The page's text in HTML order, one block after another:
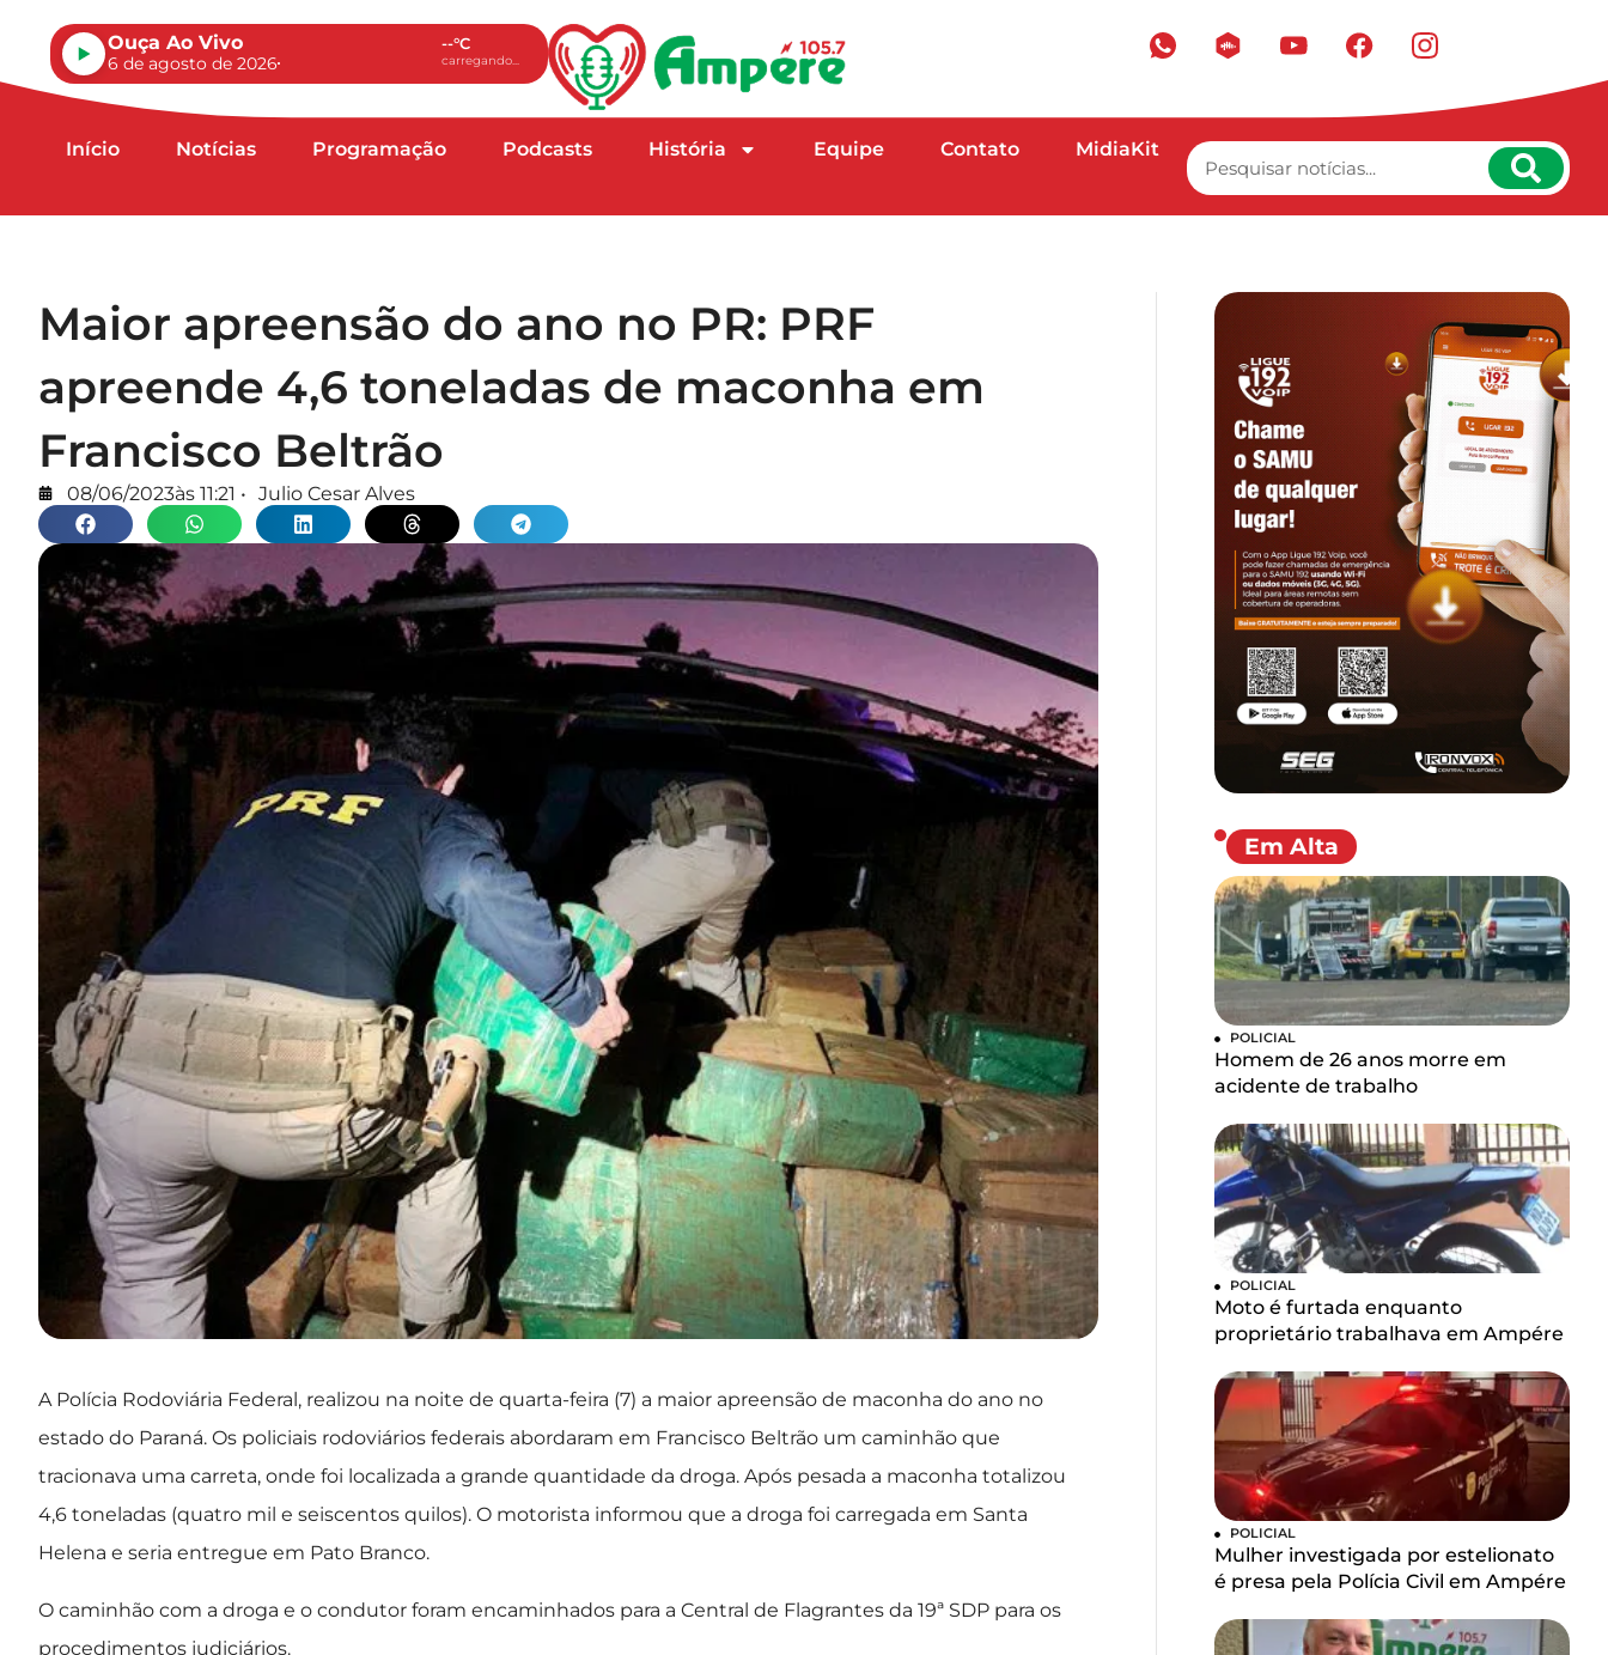
Ouça Ao Vivo
6 de agosto de 2026
--°C
carregando...
Início Notícias Programação Podcasts História Equipe Contato MidiaKit
Maior apreensão do ano no PR: PRF
apreende 4,6 toneladas de maconha em
Francisco Beltrão
08/06/2023às 11:21 • Julio Cesar Alves
A Polícia Rodoviária Federal, realizou na noite de quarta-feira (7) a maior apreensão de maconha do ano no
estado do Paraná. Os policiais rodoviários federais abordaram em Francisco Beltrão um caminhão que
tracionava uma carreta, onde foi localizada a grande quantidade da droga. Após pesada a maconha totalizou
4,6 toneladas (quatro mil e seiscentos quilos). O motorista informou que a droga foi carregada em Santa
Helena e seria entregue em Pato Branco.
O caminhão com a droga e o condutor foram encaminhados para a Central de Flagrantes da 19ª SDP para os
procedimentos judiciários.
Em Alta
POLICIAL
Homem de 26 anos morre em
acidente de trabalho
POLICIAL
Moto é furtada enquanto
proprietário trabalhava em Ampére
POLICIAL
Mulher investigada por estelionato
é presa pela Polícia Civil em Ampére